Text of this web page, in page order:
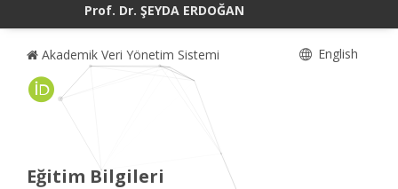
Prof. Dr. ŞEYDA ERDOĞAN
Akademik Veri Yönetim Sistemi English
Eğitim Bilgileri